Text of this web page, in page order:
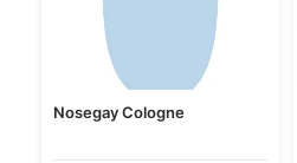
Nosegay Cologne